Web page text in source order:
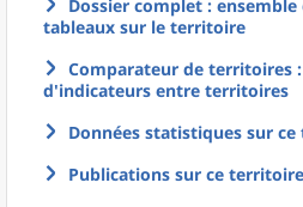
Dossier complet :
tableaux sur le territoire
Comparateur de territoires
d'indicateurs entre territoires
Données statistiques sur
Publications sur ce territoire